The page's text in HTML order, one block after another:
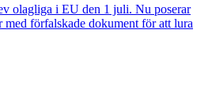
olagliga i EU den 1 juli. Nu poserar
med förfalskade dokument för att lura